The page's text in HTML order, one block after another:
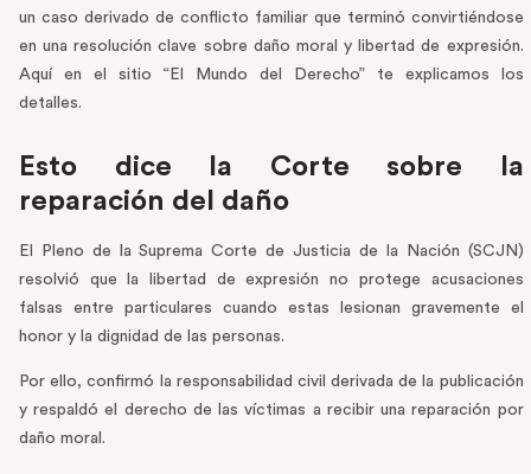
un caso derivado de conflicto familiar que terminó convirtiéndose
en una resolución clave sobre daño moral y libertad de expresión.
Aquí en el sitio “El Mundo del Derecho” te explicamos los
detalles.
Esto dice la Corte sobre la
reparación del daño
El Pleno de la Suprema Corte de Justicia de la Nación (SCJN)
resolvió que la libertad de expresión no protege acusaciones
falsas entre particulares cuando estas lesionan gravemente el
honor y la dignidad de las personas.
Por ello, confirmó la responsabilidad civil derivada de la publicación
y respaldó el derecho de las víctimas a recibir una reparación por
daño moral.